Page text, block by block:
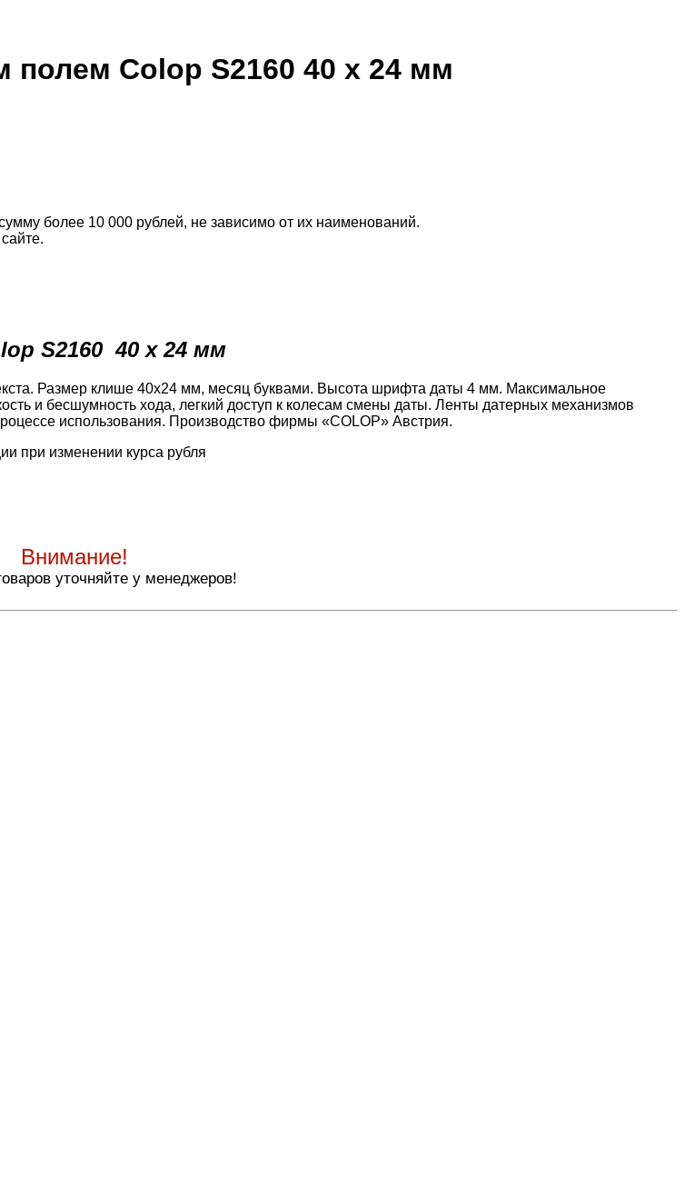
Colop S2160 40 х 24 мм
более 10 000 рублей, не зависимо от их наименований.
S2160 40 х 24 мм
Размер клише 40х24 мм, месяц буквами. Высота шрифта даты 4 мм. Максимальное
и бесшумность хода, легкий доступ к колесам смены даты. Ленты датерных механизмов
использования. Производство фирмы «COLOP» Австрия.
при изменении курса рубля
Внимание!
уточняйте у менеджеров!